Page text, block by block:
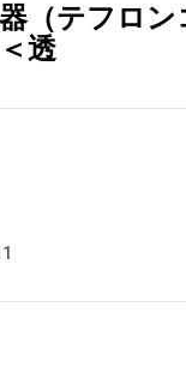
（テフロ
透